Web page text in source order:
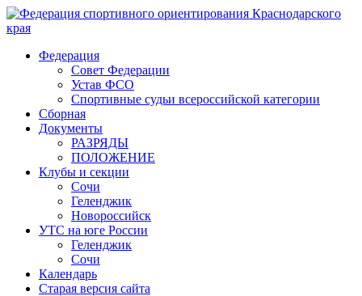
Федерация
Совет Федерации
Устав ФСО
Спортивные судьи всероссийской категории
Сборная
Документы
РАЗРЯДЫ
ПОЛОЖЕНИЕ
Клубы и секции
Сочи
Геленджик
Новороссийск
УТС на юге России
Геленджик
Сочи
Календарь
Старая версия сайта